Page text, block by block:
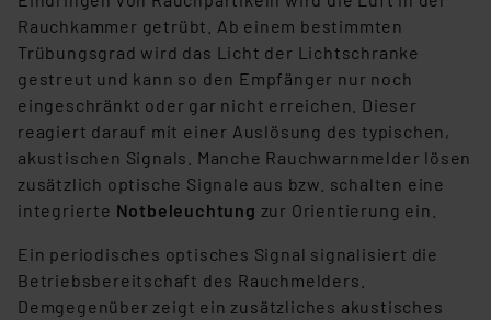
unberührt. Ihre Browser-Einstellungen können dazu
führen, dass die Einstellungen nicht längerfristig
gespeichert werden und dieses Banner erneut
„Einige Drittanbieter verarbeiten personenbezogene
Daten in den USA. Ihre Einwilligung zur Einbindung von
Cookies dieser Drittanbieter umfasst daher ggf. auch
die Verarbeitung Ihrer Daten in den USA gemäß Art. 49
(1) lit. a DSGVO. Nähere Infos zu diesen Drittanbietern
und zu der jeweiligen Datenübermittlung erhalten Sie in
der Datenschutzerklärung. Für die USA besteht kein
Rauchkammer getrübt. Ab einem bestimmten
Trübungsgrad wird das Licht der Lichtschranke
gestreut und kann so den Empfänger nur noch
eingeschränkt oder gar nicht erreichen. Dieser
reagiert darauf mit einer Auslösung des typischen,
akustischen Signals. Manche Rauchwarnmelder lösen
zusätzlich optische Signale aus bzw. schalten eine
integrierte Notbeleuchtung zur Orientierung ein.
Ein periodisches optisches Signal signalisiert die
Betriebsbereitschaft des Rauchmelders.
Demgegenüber zeigt ein zusätzliches akustisches